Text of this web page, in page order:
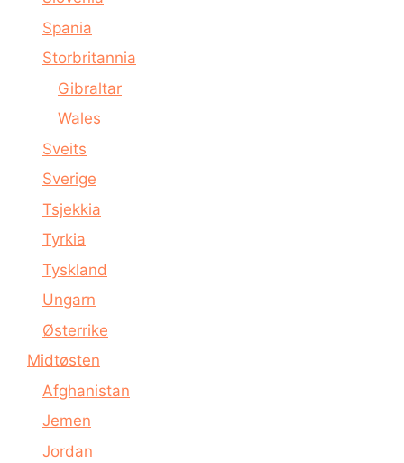
Spania
Storbritannia
Gibraltar
Wales
Sveits
Sverige
Tsjekkia
Tyrkia
Tyskland
Ungarn
Østerrike
Midtøsten
Afghanistan
Jemen
Jordan